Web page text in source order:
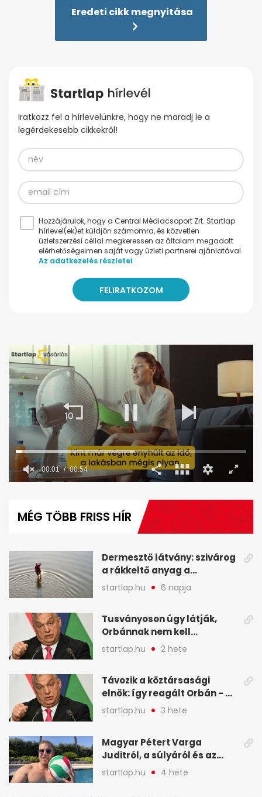
Eredeti cikk megnyitása
Iratkozz fel a hírlevelünkre, hogy ne maradj le a
legérdekesebb cikkekről!
Hozzájárulok, hogy a Central Médiacsoport Zrt. Startlap
hírlevel(ek)et küldjön számomra, és közvetlen
üzletszerzési céllal megkeressen az általam megadott
elérhetőségeimen saját vagy üzleti partnerei ajánlatával.
Az adatkezelés részletei
54
seconds
00:02 00:54
MÉG TÖBB FRISS HÍR
Dermesztő látvány: szivárog
a rákkeltő anyag a
kiszáradó Dunába
Budapesten - A hét
képekben
startlap.hu 6 napja
Tusványoson úgy látják,
Orbánnak nem kell
változtatnia - A hét
legfontosabb hírei
startlap.hu 2 hete
Távozik a köztársasági
elnök: így reagált Orbán - A
hét legfontosabb hírei
képekben
startlap.hu 3 hete
Magyar Pétert Varga
Juditról, a súlyáról és az
alvásidejéről is faggatták a
Redditen, sok kérdésre sírva
startlap.hu 4 hete